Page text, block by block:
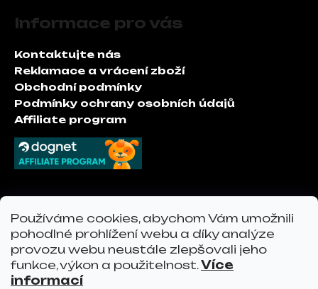
Používáme cookies, abychom Vám umožnili
pohodlné prohlížení webu a díky analýze
provozu webu neustále zlepšovali jeho
funkce, výkon a použitelnost.Více
informací
Informace pro vás
Kontaktujte nás
Reklamace a vrácení zboží
Obchodní podmínky
Podmínky ochrany osobních údajů
Affiliate program
info@ vervoshop.com
vervo.cz